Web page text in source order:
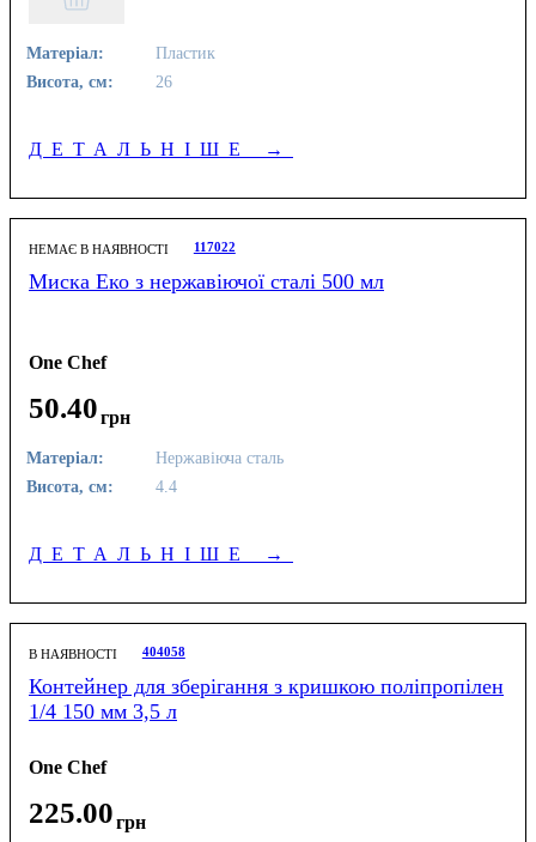
Матеріал:
Пластик
Висота, см:
26
ДЕТАЛЬНІШЕ →
НЕМАЄ В НАЯВНОСТІ 117022
Миска Еко з нержавіючої сталі 500 мл
One Chef
50.40грн
Матеріал:
Нержавіюча сталь
Висота, см:
4.4
ДЕТАЛЬНІШЕ →
В НАЯВНОСТІ 404058
Контейнер для зберігання з кришкою поліпропілен
1/4 150 мм 3,5 л
One Chef
225.00грн